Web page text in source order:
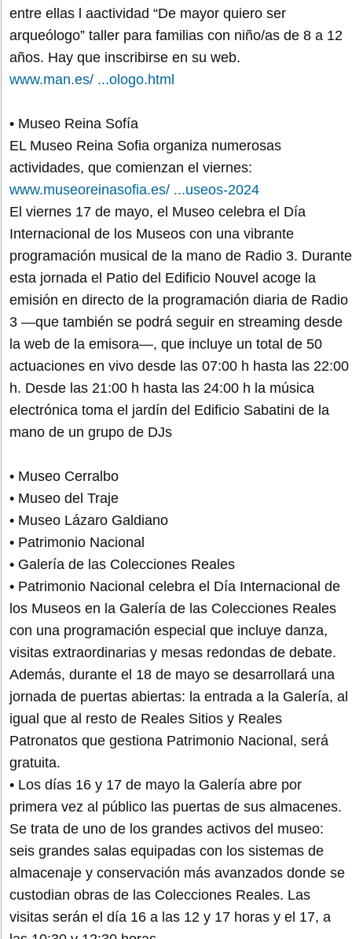
entre ellas l aactividad “De mayor quiero ser
arqueólogo” taller para familias con niño/as de 8 a 12
años. Hay que inscribirse en su web.
www.man.es/ ...ologo.html
• Museo Reina Sofía
EL Museo Reina Sofia organiza numerosas
actividades, que comienzan el viernes:
www.museoreinasofia.es/ ...useos-2024
El viernes 17 de mayo, el Museo celebra el Día
Internacional de los Museos con una vibrante
programación musical de la mano de Radio 3. Durante
esta jornada el Patio del Edificio Nouvel acoge la
emisión en directo de la programación diaria de Radio
3 —que también se podrá seguir en streaming desde
la web de la emisora—, que incluye un total de 50
actuaciones en vivo desde las 07:00 h hasta las 22:00
h. Desde las 21:00 h hasta las 24:00 h la música
electrónica toma el jardín del Edificio Sabatini de la
mano de un grupo de DJs
• Museo Cerralbo
• Museo del Traje
• Museo Lázaro Galdiano
• Patrimonio Nacional
• Galería de las Colecciones Reales
• Patrimonio Nacional celebra el Día Internacional de
los Museos en la Galería de las Colecciones Reales
con una programación especial que incluye danza,
visitas extraordinarias y mesas redondas de debate.
Además, durante el 18 de mayo se desarrollará una
jornada de puertas abiertas: la entrada a la Galería, al
igual que al resto de Reales Sitios y Reales
Patronatos que gestiona Patrimonio Nacional, será
gratuita.
• Los días 16 y 17 de mayo la Galería abre por
primera vez al público las puertas de sus almacenes.
Se trata de uno de los grandes activos del museo:
seis grandes salas equipadas con los sistemas de
almacenaje y conservación más avanzados donde se
custodian obras de las Colecciones Reales. Las
visitas serán el día 16 a las 12 y 17 horas y el 17, a